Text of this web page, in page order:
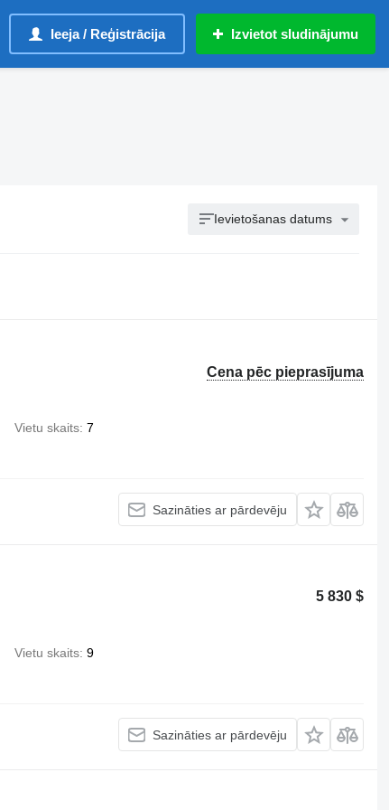
Ieeja / Reģistrācija Izvietot sludinājumu
Ievietošanas datums
Cena pēc pieprasījuma
Vietu skaits 7
Sazināties ar pārdevēju
5 830 $
Vietu skaits 9
Sazināties ar pārdevēju